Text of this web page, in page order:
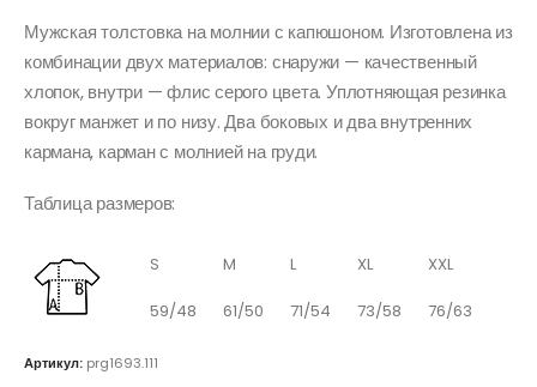
Мужская толстовка на молнии с капюшоном. Изготовлена из
комбинации двух материалов: снаружи — качественный
хлопок, внутри — флис серого цвета. Уплотняющая резинка
вокруг манжет и по низу. Два боковых и два внутренних
кармана, карман с молнией на груди.
Таблица размеров:
S M L XL XXL
59/48 61/50 71/54 73/58 76/63
Артикул: prg1693.111